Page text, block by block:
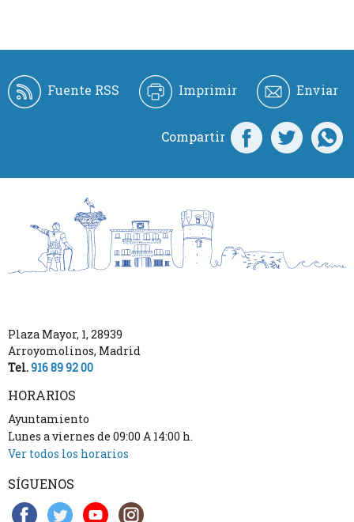
Fuente RSS Imprimir Enviar
Compartir
Plaza Mayor, 1, 28939
Arroyomolinos, Madrid
Tel.916 89 92 00
HORARIOS
Ayuntamiento
Lunes a viernes de 09:00 A 14:00 h.
Ver todos los horarios
SÍGUENOS